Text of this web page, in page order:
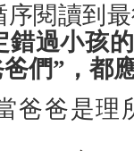
閱讀到
錯過小孩
們”，都
爸爸是理